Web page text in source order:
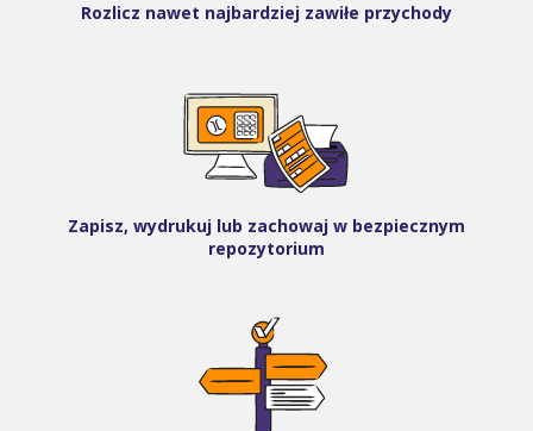
Rozlicz nawet najbardziej zawiłe przychody
Zapisz, wydrukuj lub zachowaj w bezpiecznym
repozytorium